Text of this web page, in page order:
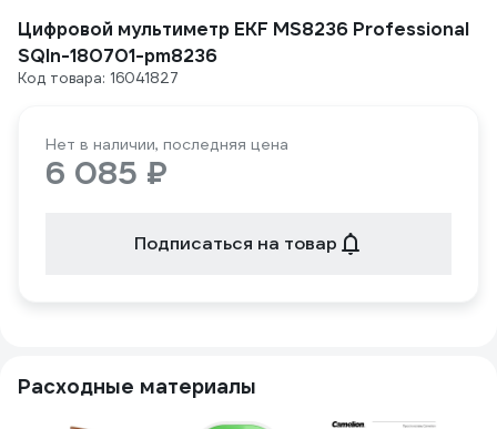
Цифровой мультиметр EKF MS8236 Professional
SQIn-180701-pm8236
Код товара: 16041827
Нет в наличии, последняя цена
6 085 ₽
Подписаться на товар
Расходные материалы